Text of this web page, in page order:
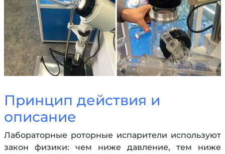
Принцип действия и
описание
Лабораторные роторные испарители используют
закон физики: чем ниже давление, тем ниже